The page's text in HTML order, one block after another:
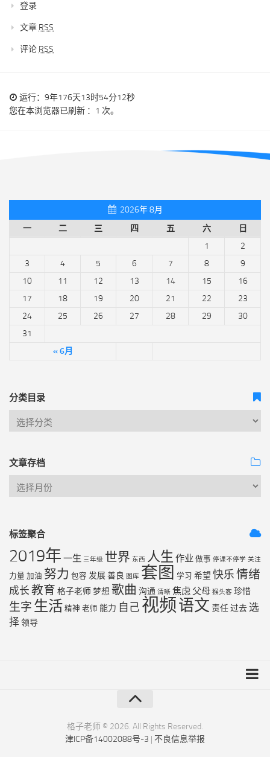
登录
文章 RSS
评论 RSS
运行：9年176天13时54分12秒
您在本浏览器已刷新 ：1 次。
2026年 8月
一
二 三 四 五 六 日
« 6月
1
2
3
4 5 6 7 8
9
10
11 12 13 14 15
16
17
18 19 20 21 22
23
24
25 26 27 28 29
30
31
分类目录
文章存档
标签聚合
2019年 一生 三年级 世界 东西 人生 作业 做事 停课不停学 关注
力量 加油 努力 包容 发展善良 图库 套图 学习 希望 快乐情绪
成长 教育 格子老师梦想 歌曲 沟通 清晰 焦虑 父母 猴头客 珍惜
生字 生活 精神 老师 能力 自己 视频语文 责任过去 选
择 领导
格子老师 © 2026. All Rights Reserved.
津ICP备14002088号-3 | 不良信息举报